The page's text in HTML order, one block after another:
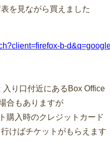
を見ながら買えました
b-
り口付近にあるBox Office
合もありますが
購入時のクレジットカード
けばチケットがもらえます